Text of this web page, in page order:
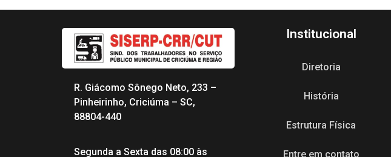
R. Giácomo Sônego Neto, 233 –
Pinheirinho, Criciúma – SC,
88804-440
Segunda a Sexta das 08:00 às
Institucional
Diretoria
História
Estrutura Física
Entre em contato